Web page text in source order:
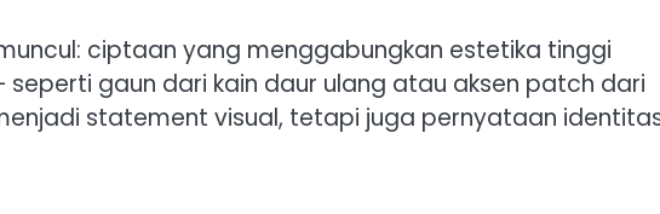
ciptaan yang menggabungkan estetika tinggi
gaun dari kain daur ulang atau aksen patch dari
statement visual, tetapi juga pernyataan